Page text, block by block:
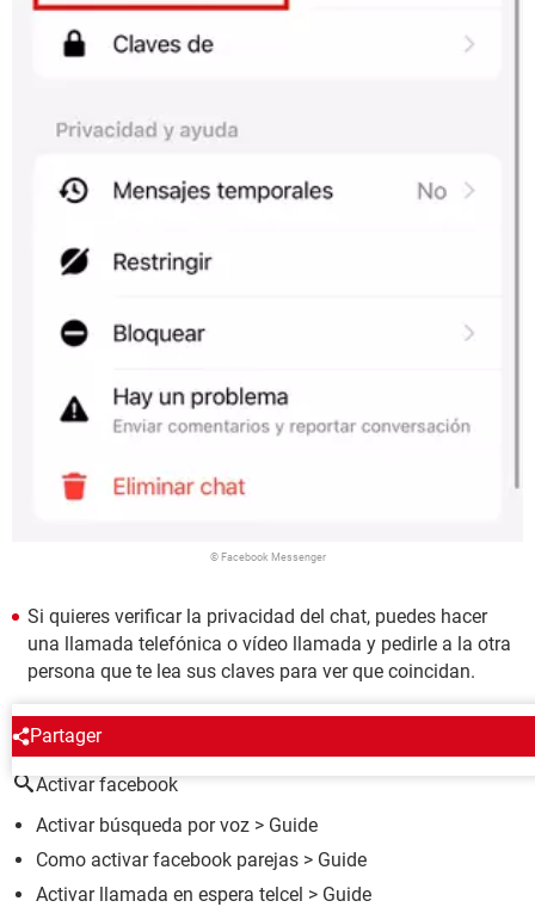
© Facebook Messenger
Si quieres verificar la privacidad del chat, puedes hacer
una llamada telefónica o vídeo llamada y pedirle a la otra
persona que te lea sus claves para ver que coincidan.
Partager
ALREDEDOR DEL MISMO TEMA
Activar facebook
Activar búsqueda por voz > Guide
Como activar facebook parejas > Guide
Activar llamada en espera telcel > Guide